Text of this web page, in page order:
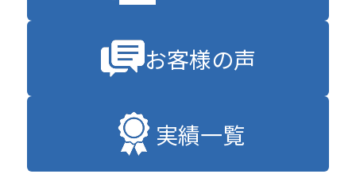
お客様の声
実績一覧